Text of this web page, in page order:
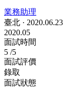
業務助理
臺北 ·
2020.05
面試時間
5 /5
面試評價
錄取
面試狀態